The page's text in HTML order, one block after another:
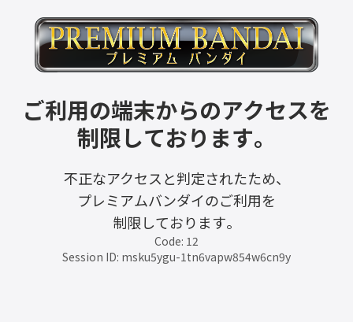
ご利用の端末からのアクセスを
制限しております。
不正なアクセスと判定されたため、
プレミアムバンダイのご利用を
制限しております。
Code: 12
Session ID: msku5ygu-1tn6vapw854w6cn9y